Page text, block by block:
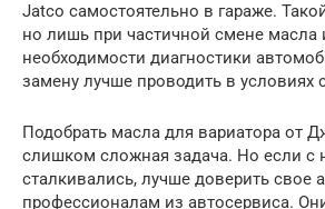
Jatco самостоятельно в гараже.
но лишь при частичной смене масла
необходимости диагностики
замену лучше проводить в условиях
Подобрать масла для вариатора от
слишком сложная задача. Но если с
сталкивались, лучше доверить свое
профессионалам из автосервиса.